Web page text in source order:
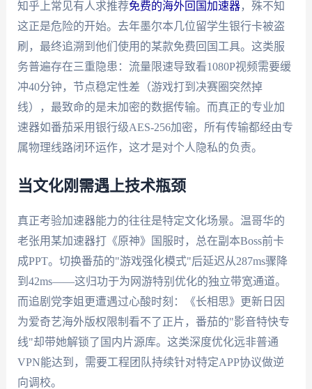
知乎上常见有人求推荐免费的海外回国加速器，殊不知
这正是危险的开始。去年墨尔本几位留学生银行卡被盗
刷，最终追溯到他们使用的某款免费回国工具。这类服
务普遍存在三重隐患：流量限速导致看1080P视频需要缓
冲40分钟，节点稳定性差（游戏打到决赛圈突然掉
线），最致命的是未加密的数据传输。而真正的专业加
速器如番茄采用银行级AES-256加密，所有传输都经由专
属物理线路闭环运作，这才是对个人隐私的负责。
当文化刚需遇上技术瓶颈
真正考验加速器能力的往往是特定文化场景。温哥华的
老张用某加速器打《原神》国服时，总在副本Boss前卡
成PPT。切换番茄的"游戏强化模式"后延迟从287ms骤降
到42ms——这归功于为网游特别优化的独立带宽通道。
而追剧党李姐更遭遇过心酸时刻：《长相思》更新日因
为爱奇艺海外版权限制看不了正片，番茄的"影音特快专
线"却带她解锁了国内片源库。这类深度优化远非普通
VPN能达到，需要工程团队持续针对特定APP协议做逆
向调校。